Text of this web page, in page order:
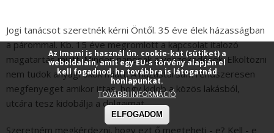
Jogi tanácsot szeretnék kérni Öntől. 35 éve élek házasságban
a párommal. Kb. 15 éve megromlott a kapcsolat italozó
magatartás miatt. Minden naposak a veszekedések. Elköltözni
nem tudok anyagi okok miatt. A házastársam rendszeresen
megfenyeget amikor ittas, hogy kidob a közös lakásból,
utcára tesz kidobálja a dolgaimat.
Szeretném megkérdezni, hogy ezt ő megteheti - e? Kell - e
Az Imami is használ ún. cookie-kat (sütiket) a
weboldalain, amit egy EU-s törvény alapján el
kell fogadnod, ha továbbra is látogatnád
honlapunkat.
TOVÁBBI INFORMÁCIÓ
ELFOGADOM